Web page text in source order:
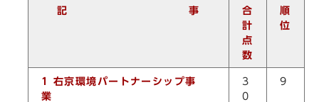
記 事
合
計
点
数
順
位
1 右京環境パートナーシップ事
業
3
0
9